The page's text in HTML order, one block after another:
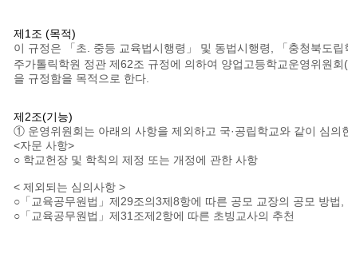
제1조 (목적)
이 규정은 「초. 중등 교육법시행령」 및 동법시행령, 「충청북도
주가톨릭학원 정관 제62조 규정에 의하여 양업고등학교운영위원
을 규정함을 목적으로 한다.
제2조(기능)
① 운영위원회는 아래의 사항을 제외하고 국·공립학교와 같이 심의
<자문 사항>
○ 학교헌장 및 학칙의 제정 또는 개정에 관한 사항
< 제외되는 심의사항 >
○「교육공무원법」제29조의3제8항에 따른 공모 교장의 공모 방법,
○「교육공무원법」제31조제2항에 따른 초빙교사의 추천